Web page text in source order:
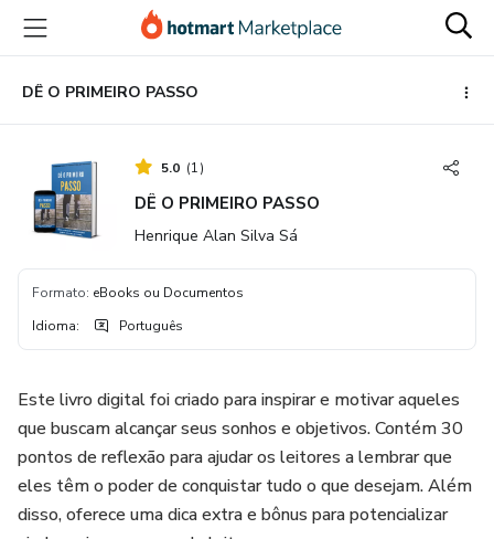
para
conteúdo
principal
para
pagamento
para
rodapé
DÊ O PRIMEIRO PASSO
5.0 (1)
DÊ O PRIMEIRO PASSO
Henrique Alan Silva Sá
Formato: eBooks ou Documentos
Idioma: Português
Este livro digital foi criado para inspirar e motivar aqueles
que buscam alcançar seus sonhos e objetivos. Contém 30
pontos de reflexão para ajudar os leitores a lembrar que
eles têm o poder de conquistar tudo o que desejam. Além
disso, oferece uma dica extra e bônus para potencializar